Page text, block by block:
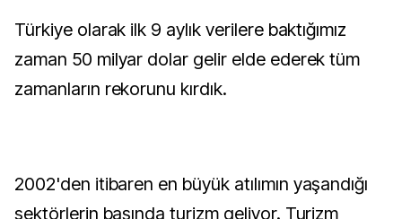
Türkiye olarak ilk 9 aylık verilere baktığımız
zaman 50 milyar dolar gelir elde ederek tüm
zamanların rekorunu kırdık.
2002'den itibaren en büyük atılımın yaşandığı
sektörlerin başında turizm geliyor. Turizm